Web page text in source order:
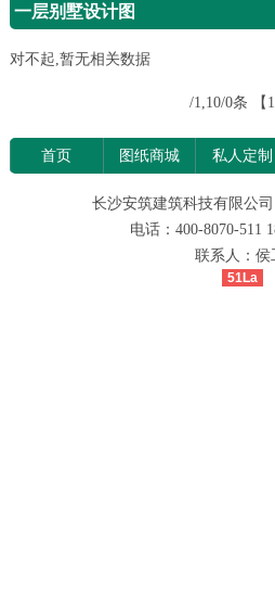
一层别墅设计图
对不起,暂无相关数据
/1,10/0条 【
首页 图纸商城 私人定制
长沙安筑建筑科技有限公
电话：400-8070-511
联系人：侯
51La